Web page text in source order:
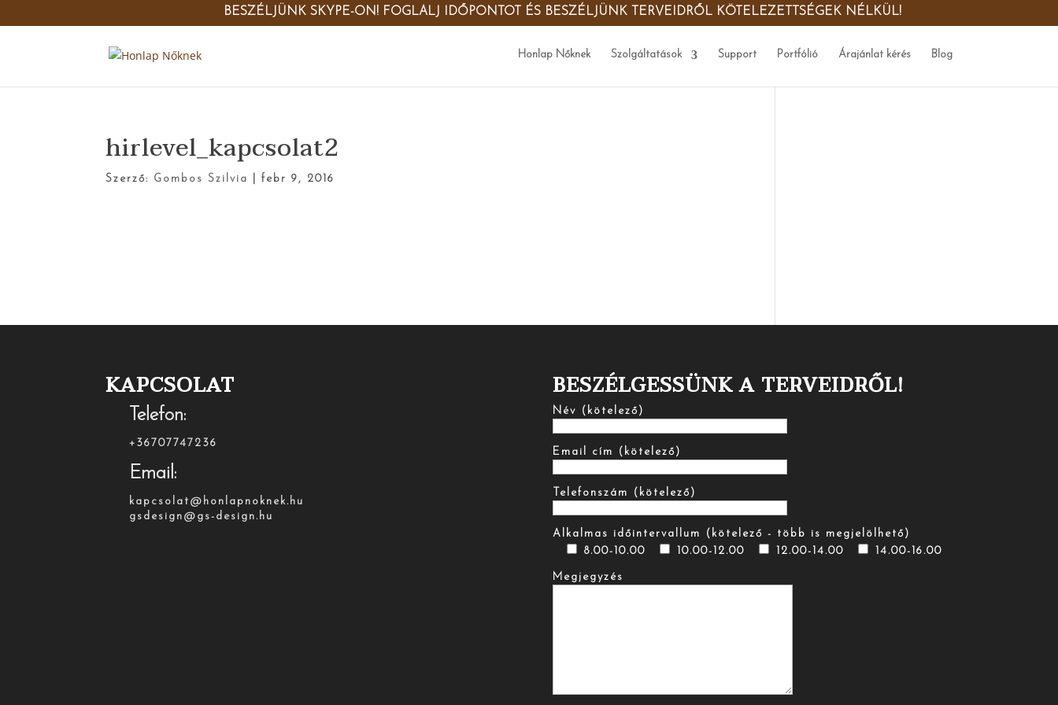
BESZÉLJÜNK SKYPE-ON! FOGLALJ IDŐPONTOT ÉS BESZÉLJÜNK TERVEIDRŐL KÖTELEZETTSÉGEK NÉLKÜL!
Honlap Nőknek Szolgáltatások Support Portfólió Árajánlat kérés Blog
hirlevel_kapcsolat2
Szerző: Gombos Szilvia |febr 9, 2016
KAPCSOLAT
Telefon:
+36707747236
Email:
kapcsolat@honlapnoknek.hu
gsdesign@gs-design.hu
BESZÉLGESSÜNK A TERVEIDRŐL!
Név (kötelező)
Email cím (kötelező)
Telefonszám (kötelező)
Alkalmas időintervallum (kötelező - több is megjelölhető)
8.00-10.00
10.00-12.00 12.00-14.00 14.00-16.00
Megjegyzés